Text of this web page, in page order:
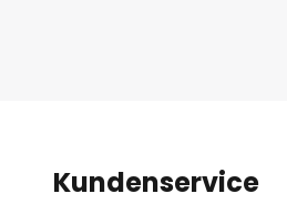
Kundenservice